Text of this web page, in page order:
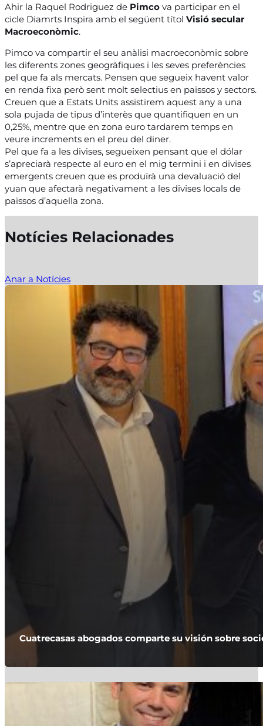
Ahir la Raquel Rodriguez de Pimco va participar en el
cicle Diamrts Inspira amb el següent títol Visió secular
Macroeconòmic.
Pimco va compartir el seu anàlisi macroeconòmic sobre
les diferents zones geogràfiques i les seves preferències
pel que fa als mercats. Pensen que segueix havent valor
en renda fixa però sent molt selectius en païssos y sectors.
Creuen que a Estats Units assistirem aquest any a una
sola pujada de tipus d’interès que quantifiquen en un
0,25%, mentre que en zona euro tardarem temps en
veure increments en el preu del diner.
Pel que fa a les divises, segueixen pensant que el dólar
s’apreciarà respecte al euro en el mig termini i en divises
emergents creuen que es produïrà una devaluació del
yuan que afectarà negativament a les divises locals de
païssos d’aquella zona.
Notícies Relacionades
Anar a Notícies
Cuatrecasas abogados comparte su visión sobre